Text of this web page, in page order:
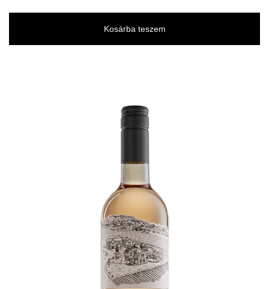
Kosárba teszem